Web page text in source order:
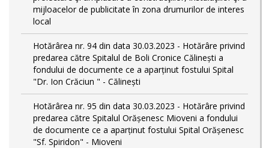
mijloacelor de publicitate în zona drumurilor de interes
local
Hotărârea nr. 94 din data 30.03.2023 - Hotărâre privind
predarea către Spitalul de Boli Cronice Călinești a
fondului de documente ce a aparținut fostului Spital
"Dr. Ion Crăciun " - Călinești
Hotărârea nr. 95 din data 30.03.2023 - Hotărâre privind
predarea către Spitalul Orășenesc Mioveni a fondului
de documente ce a aparținut fostului Spital Orășenesc
"Sf. Spiridon" - Mioveni